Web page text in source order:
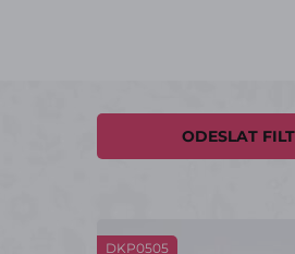
ODESLAT
DKP0505